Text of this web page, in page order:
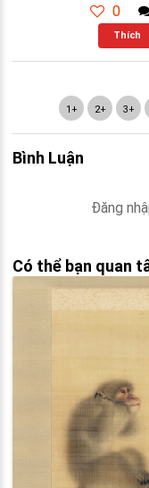
0
Thích
1+ 2+ 3+
Bình Luận
Đăng
Có thể bạn quan